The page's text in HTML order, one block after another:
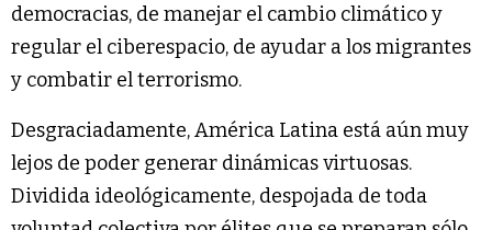
democracias, de manejar el cambio climático y
regular el ciberespacio, de ayudar a los migrantes
y combatir el terrorismo.
Desgraciadamente, América Latina está aún muy
lejos de poder generar dinámicas virtuosas.
Dividida ideológicamente, despojada de toda